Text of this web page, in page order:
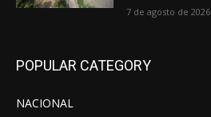
7 de agosto de 2026
POPULAR CATEGORY
NACIONAL